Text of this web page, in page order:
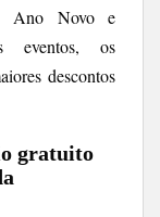
Ano Novo e
eventos, os
descontos
gratuito